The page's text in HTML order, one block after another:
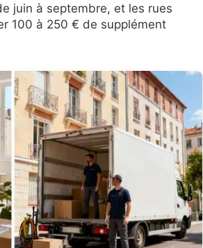
juin à septembre, et les rues
100 à 250 € de supplément